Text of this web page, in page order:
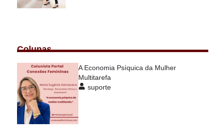
Colunas
A Economia Psíquica da Mulher
Multitarefa
suporte